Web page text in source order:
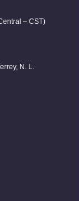
– CST)
N. L.